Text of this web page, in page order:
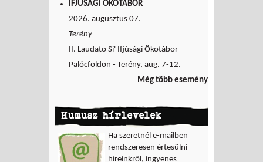
IFJÚSÁGI ÖKOTÁBOR
2026. augusztus 07.
Terény
II. Laudato Si' Ifjúsági Ökotábor
Palócföldön - Terény, aug. 7-12.
Még több esemény
Humusz hírlevelek
Ha szeretnél e-mailben
rendszeresen értesülni
híreinkről, ingyenes